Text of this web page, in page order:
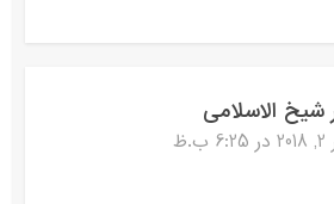
شیخ الاسلامی